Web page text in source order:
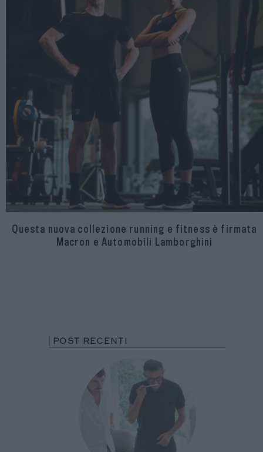
Questa nuova collezione running e fitness è firmata
Macron e Automobili Lamborghini
POST RECENTI